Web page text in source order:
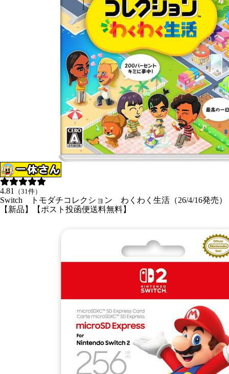
4.81 （31件）
Switch トモダチコレクション わくわく生活（26/4/16発売）
【新品】【ポスト投函便送料無料】